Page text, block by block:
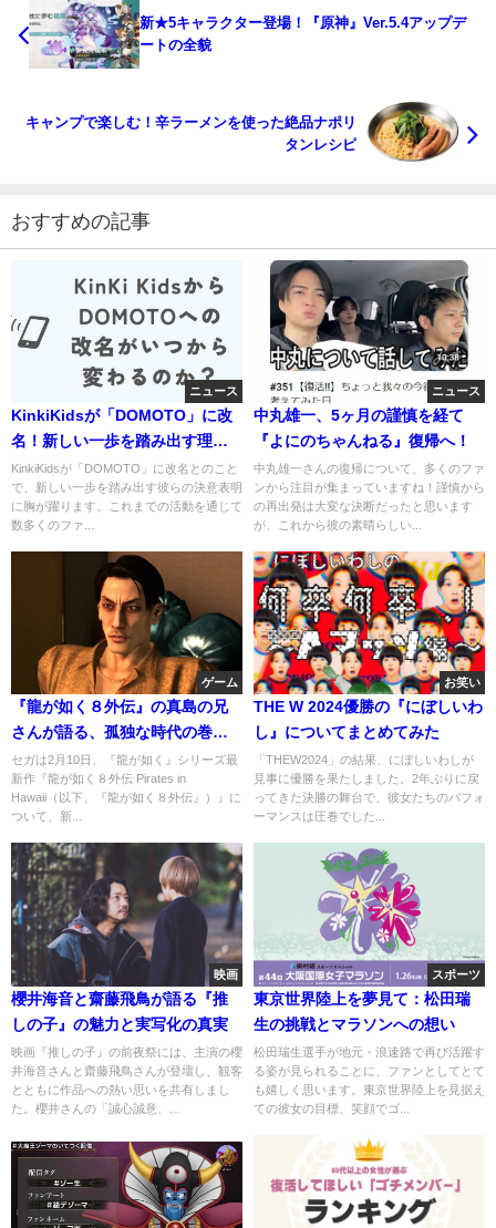
新★5キャラクター登場！『原神』Ver.5.4アップデ
ートの全貌
キャンプで楽しむ！辛ラーメンを使った絶品ナポリ
タンレシピ
おすすめの記事
ニュース
KinkiKidsが「DOMOTO」に改
名！新しい一歩を踏み出す理由
とは？
KinkiKidsが「DOMOTO」に改名とのこと
で、新しい一歩を踏み出す彼らの決意表明
に胸が躍ります。これまでの活動を通じて
数多くのファ...
ニュース
中丸雄一、5ヶ月の謹慎を経て
『よにのちゃんねる』復帰へ！
中丸雄一さんの復帰について、多くのファ
ンから注目が集まっていますね！謹慎から
の再出発は大変な決断だったと思います
が、これから彼の素晴らしい...
ゲーム
『龍が如く８外伝』の真島の兄
さんが語る、孤独な時代の巻き
込まれた物語
セガは2月10日、『龍が如く』シリーズ最
新作『龍が如く８外伝 Pirates in
Hawaii（以下、『龍が如く８外伝』）』に
ついて、新...
お笑い
THE W 2024優勝の『にぼしいわ
し』についてまとめてみた
「THEW2024」の結果、にぼしいわしが
見事に優勝を果たしました。2年ぶりに戻
ってきた決勝の舞台で、彼女たちのパフォ
ーマンスは圧巻でした...
映画
櫻井海音と齋藤飛鳥が語る『推
しの子』の魅力と実写化の真実
映画『推しの子』の前夜祭には、主演の櫻
井海音さんと齋藤飛鳥さんが登壇し、観客
とともに作品への熱い思いを共有しまし
た。櫻井さんの「誠心誠意、...
スポーツ
東京世界陸上を夢見て：松田瑞
生の挑戦とマラソンへの想い
松田瑞生選手が地元・浪速路で再び活躍す
る姿が見られることに、ファンとしてとて
も嬉しく思います。東京世界陸上を見据え
ての彼女の目標、笑顔でゴ...